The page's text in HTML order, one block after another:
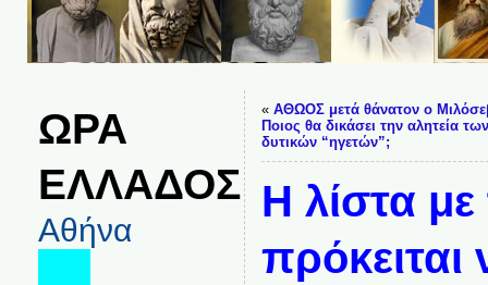
ΩΡΑ
ΕΛΛΑΔΟΣ
Αθήνα
« ΑΘΩΟΣ μετά θάνατον ο
Ποιος θα δικάσει την αλητεία των
δυτικών “ηγετών”;
Η λίστα
πρόκειται